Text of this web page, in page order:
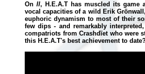
OnII, H.E.A.T has muscled its game
vocal capacities of a wild Erik
euphoric dynamism to most of their
few dips - and remarkably
compatriots from Crashdïet who were
this H.E.A.T's best achievement to